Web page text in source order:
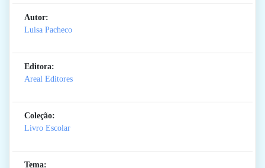
Autor:
Luisa Pacheco
Editora:
Areal Editores
Coleção:
Livro Escolar
Tema: